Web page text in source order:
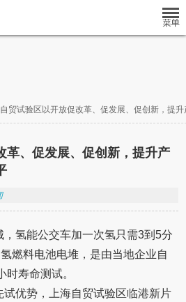
自贸试验区以开放促改革、促发展、促创新，提
革、促发展、促创新，提升产
氢能公交车加一次氢只需3到5分
燃料电池电堆，是由当地企业自
时寿命测试。
试优势，上海自贸试验区临港新片